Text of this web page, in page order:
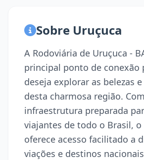
Sobre Uruçuca
A Rodoviária de Uruçuca -
principal ponto de conexão
deseja explorar as belezas
desta charmosa região.
infraestrutura preparada
viajantes de todo o Brasil,
oferece acesso facilitado a
viações e destinos